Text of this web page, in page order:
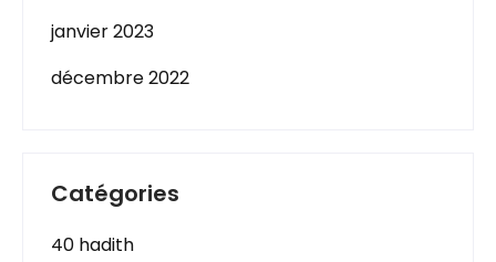
janvier 2023
décembre 2022
Catégories
40 hadith